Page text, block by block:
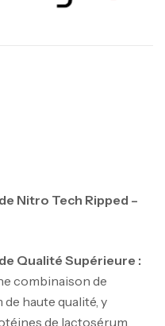
Nitro Tech Ripped –
Qualité Supérieure :
combinaison de
haute qualité, y
de lactosérum,